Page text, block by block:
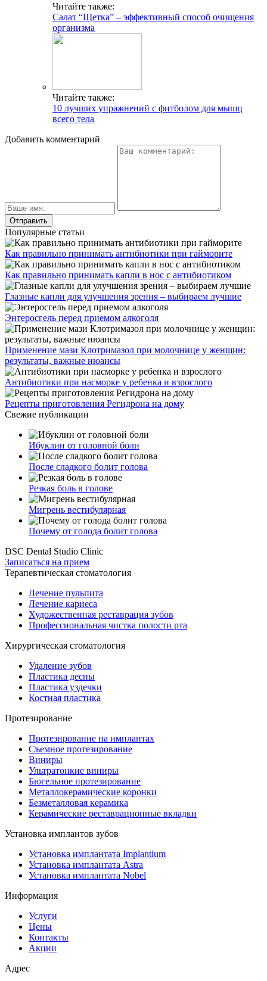
Читайте также:
Салат “Щетка” – эффективный способ очищения
организма
Читайте также:
10 лучших упражнений с фитболом для мышц
всего тела
Добавить комментарий
Популярные статьи
Как правильно принимать антибиотики при гайморите
Как правильно принимать капли в нос с антибиотиком
Глазные капли для улучшения зрения – выбираем лучшие
Энтеросгель перед приемом алкоголя
Применение мази Клотримазол при молочнице у женщин:
результаты, важные нюансы
Антибиотики при насморке у ребенка и взрослого
Рецепты приготовления Регидрона на дому
Свежие публикации
Ибуклин от головной боли
После сладкого болит голова
Резкая боль в голове
Мигрень вестибулярная
Почему от голода болит голова
DSC Dental Studio Clinic
Записаться на прием
Терапевтическая стоматология
Лечение пульпита
Лечение кариеса
Художественная реставрация зубов
Профессиональная чистка полости рта
Хирургическая стоматология
Удаление зубов
Пластика десны
Пластика уздечки
Костная пластика
Протезирование
Протезирование на имплантах
Съемное протезирование
Виниры
Ультратонкие виниры
Бюгельное протезирование
Металлокерамические коронки
Безметалловая керамика
Керамические реставрационные вкладки
Установка имплантов зубов
Установка имплантата Implantium
Установка имплантата Astra
Установка имплантата Nobel
Информация
Услуги
Цены
Контакты
Акции
Адрес